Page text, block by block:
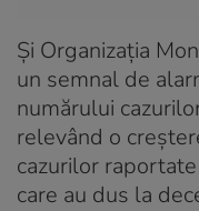
Și Organizaţia
un semnal de
numărului
relevând o
cazurilor
care au dus la